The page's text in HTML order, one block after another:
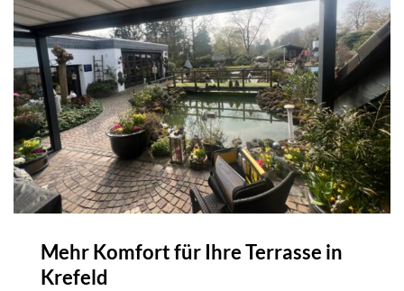
Mehr Komfort für Ihre Terrasse in
Krefeld